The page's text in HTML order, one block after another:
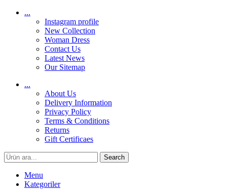
...
Instagram profile
New Collection
Woman Dress
Contact Us
Latest News
Our Sitemap
...
About Us
Delivery Information
Privacy Policy
Terms & Conditions
Returns
Gift Certificaes
Search
Menu
Kategoriler